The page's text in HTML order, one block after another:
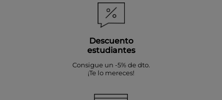
Descuento
estudiantes
Consigue un -5% de dto.
¡Te lo mereces!